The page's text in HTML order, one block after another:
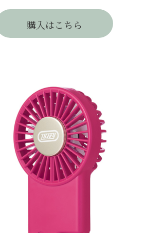
購入はこちら